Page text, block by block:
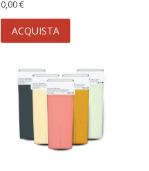
0,00 €
ACQUISTA